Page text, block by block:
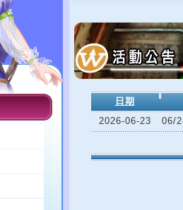
日期
2026-06-23
06/